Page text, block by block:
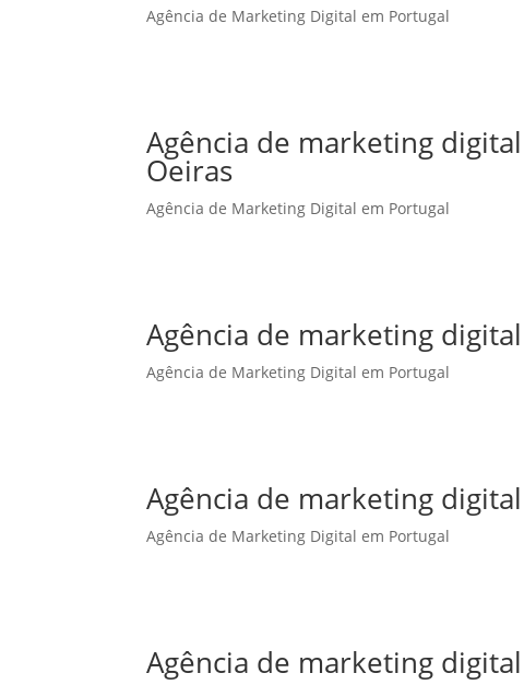
Agência de Marketing Digital em Portugal
Agência de marketing
Oeiras
Agência de Marketing Digital em Portugal
Agência de marketing
Agência de Marketing Digital em Portugal
Agência de marketing
Agência de Marketing Digital em Portugal
Agência de marketing